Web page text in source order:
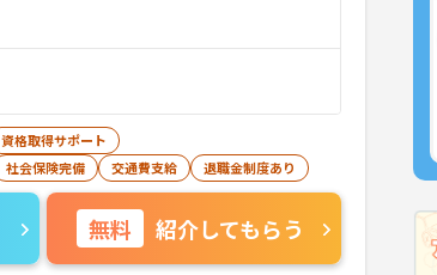
資格取得サポート
社会保険完備 交通費支給 退職金制度あり
無料 紹介してもらう